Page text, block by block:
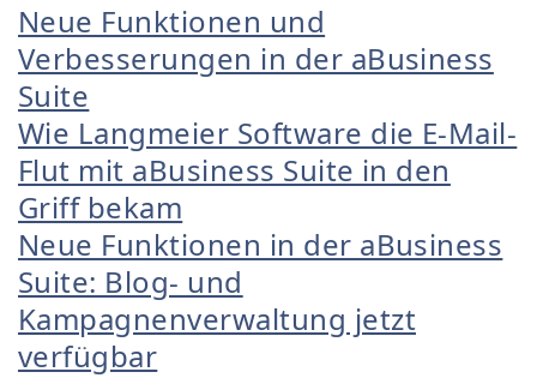
Neue Funktionen und
Verbesserungen in der aBusiness
Suite
Wie Langmeier Software die E-Mail-
Flut mit aBusiness Suite in den
Griff bekam
Neue Funktionen in der aBusiness
Suite: Blog- und
Kampagnenverwaltung jetzt
verfügbar